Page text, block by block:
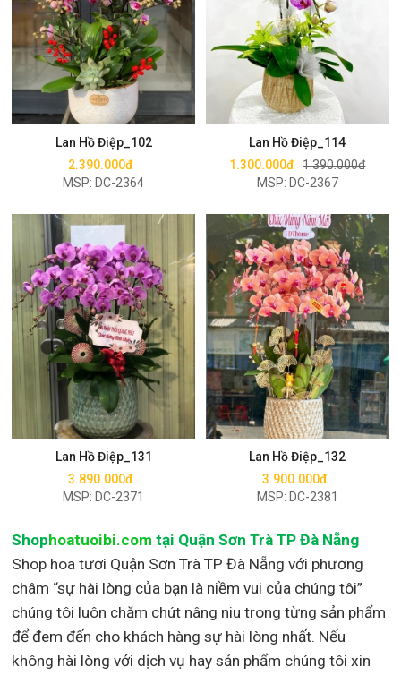
Lan Hồ Điệp_102
2.390.000đ
MSP: DC-2364
Mua ngay
Lan Hồ Điệp_114
1.300.000đ 1.390.000đ
MSP: DC-2367
Mua ngay
Lan Hồ Điệp_131
3.890.000đ
MSP: DC-2371
Mua ngay
Lan Hồ Điệp_132
3.900.000đ
MSP: DC-2381
Mua ngay
Shophoatuoibi.com tại Quận Sơn Trà TP Đà Nẵng
Shop hoa tươi Quận Sơn Trà TP Đà Nẵng với phương
châm “sự hài lòng của bạn là niềm vui của chúng tôi”
chúng tôi luôn chăm chút nâng niu trong từng sản phẩm
để đem đến cho khách hàng sự hài lòng nhất. Nếu
không hài lòng với dịch vụ hay sản phẩm chúng tôi xin